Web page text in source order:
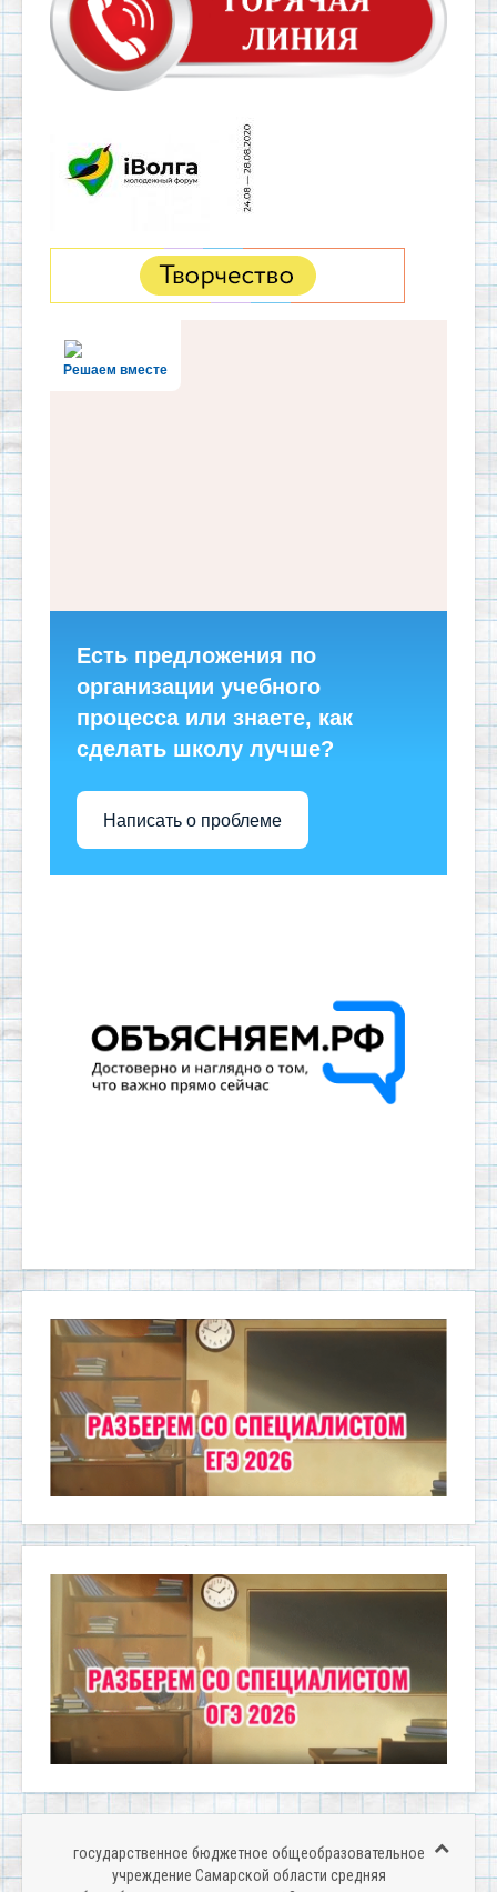
Решаем вместе
Есть предложения по
организации учебного
процесса или знаете, как
сделать школу лучше?
Написать о проблеме
государственное бюджетное общеобразовательное
учреждение Самарской области средняя